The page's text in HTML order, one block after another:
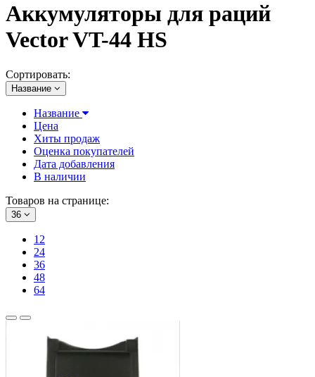
Аккумуляторы для раций
Vector VT-44 HS
Сортировать:
Название
Название
Цена
Хиты продаж
Оценка покупателей
Дата добавления
В наличии
Товаров на странице:
36
12
24
36
48
64